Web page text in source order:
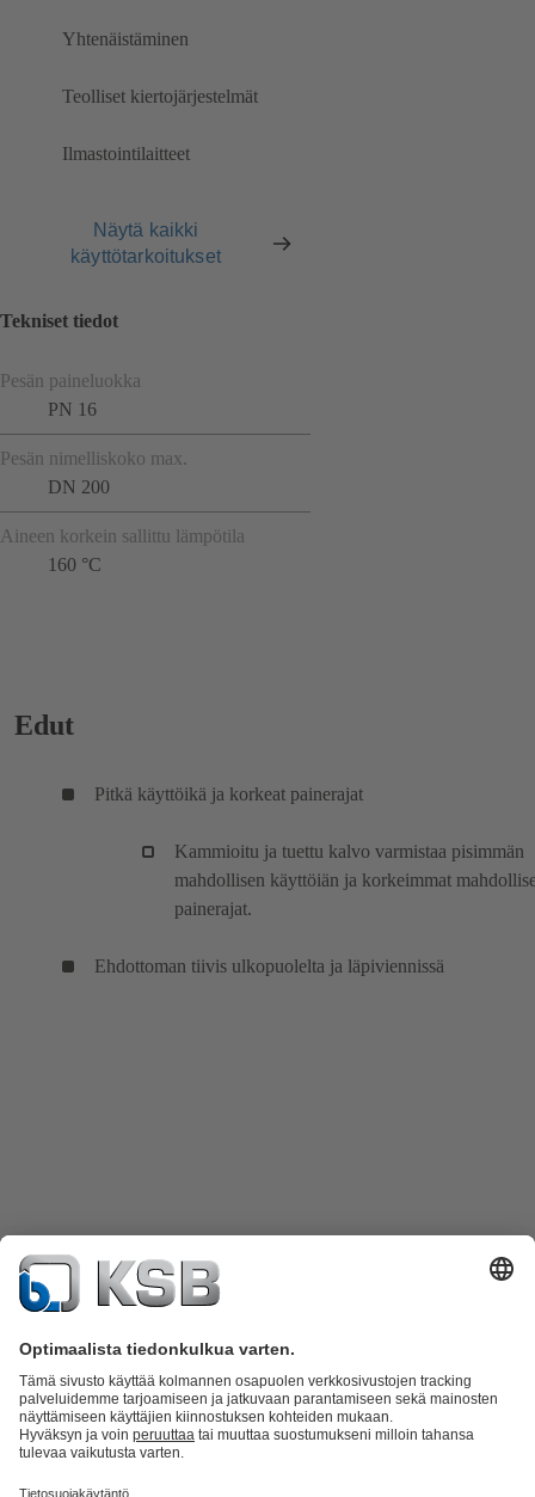
Yhtenäistäminen
Teolliset kiertojärjestelmät
Ilmastointilaitteet
Näytä kaikki
käyttötarkoitukset
Tekniset tiedot
Pesän paineluokka
PN 16
Pesän nimelliskoko max.
DN 200
Aineen korkein sallittu lämpötila
160 °C
Edut
Pitkä käyttöikä ja korkeat painerajat
Kammioitu ja tuettu kalvo varmistaa pisimmän
mahdollisen käyttöiän ja korkeimmat
painerajat.
Ehdottoman tiivis ulkopuolelta ja läpiviennissä
TuoteluetteloKSB SupremeServ: Spare Parts